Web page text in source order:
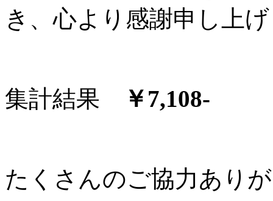
き、心より感謝申し上
集計結果 ￥7,108-
たくさんのご協力あり